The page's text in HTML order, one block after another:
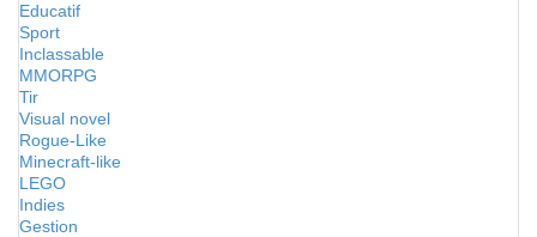
Educatif
Sport
Inclassable
MMORPG
Tir
Visual novel
Rogue-Like
Minecraft-like
LEGO
Indies
Gestion